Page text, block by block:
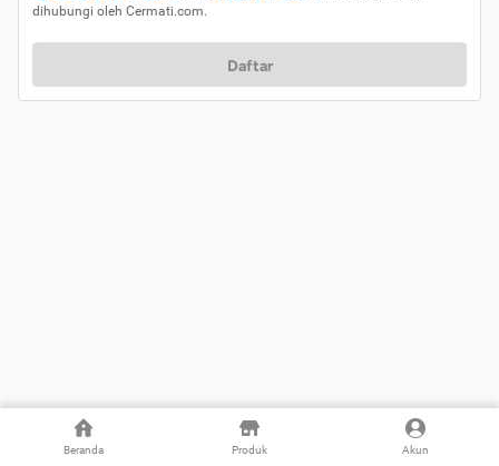
Beranda Produk Akun
dihubungi oleh Cermati.com.
Daftar